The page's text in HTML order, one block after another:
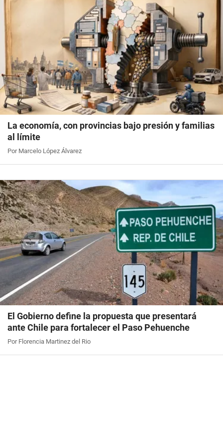
La economía, con provincias bajo presión y familias
al límite
Por Marcelo López Álvarez
El Gobierno define la propuesta que presentará
ante Chile para fortalecer el Paso Pehuenche
Por Florencia Martinez del Rio